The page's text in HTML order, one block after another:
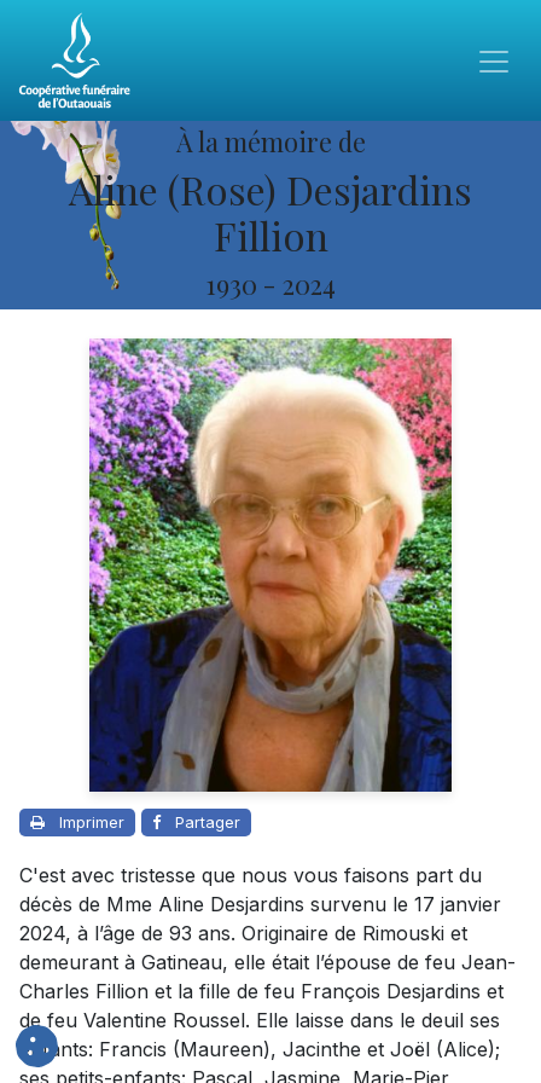
À la mémoire de
Aline (Rose) Desjardins
Fillion
1930 - 2024
Imprimer Partager
C'est avec tristesse que nous vous faisons part du
décès de Mme Aline Desjardins survenu le 17 janvier
2024, à l’âge de 93 ans. Originaire de Rimouski et
demeurant à Gatineau, elle était l’épouse de feu Jean-
Charles Fillion et la fille de feu François Desjardins et
de feu Valentine Roussel. Elle laisse dans le deuil ses
enfants: Francis (Maureen), Jacinthe et Joël (Alice);